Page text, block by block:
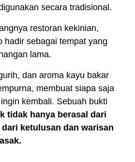
secara tradisional.
restoran kekinian,
hadir sebagai tempat yang
lama.
dan aroma kayu bakar
membuat siapa saja
kembali. Sebuah bukti
tidak hanya berasal dari
ketulusan dan warisan